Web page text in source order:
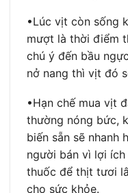
•Lúc vịt còn sống
mượt là thời điểm
chú ý đến bầu
nở nang thì vịt đó
•Hạn chế mua vịt
thường nóng bức,
biến sẵn sẽ nhanh
người bán vì lợi
thuốc để thịt tươi
cho sức khỏe.